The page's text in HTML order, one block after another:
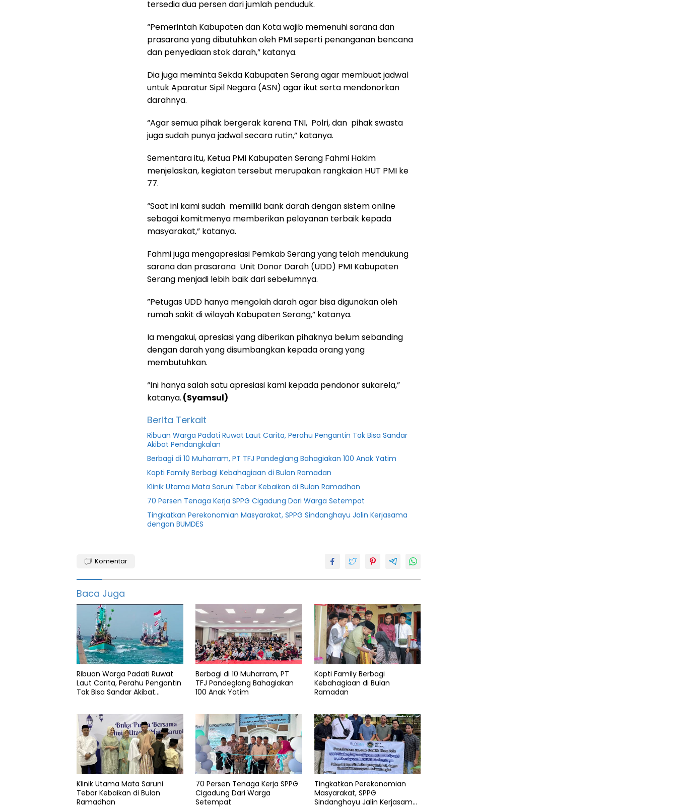
tersedia dua persen dari jumlah penduduk.
“Pemerintah Kabupaten dan Kota wajib memenuhi sarana dan
prasarana yang dibutuhkan oleh PMI seperti penanganan bencana
dan penyediaan stok darah,” katanya.
Dia juga meminta Sekda Kabupaten Serang agar membuat jadwal
untuk Aparatur Sipil Negara (ASN) agar ikut serta mendonorkan
darahnya.
“Agar semua pihak bergerak karena TNI, Polri, dan pihak swasta
juga sudah punya jadwal secara rutin,” katanya.
Sementara itu, Ketua PMI Kabupaten Serang Fahmi Hakim
menjelaskan, kegiatan tersebut merupakan rangkaian HUT PMI ke
77.
“Saat ini kami sudah memiliki bank darah dengan sistem online
sebagai komitmenya memberikan pelayanan terbaik kepada
masyarakat,” katanya.
Fahmi juga mengapresiasi Pemkab Serang yang telah mendukung
sarana dan prasarana Unit Donor Darah (UDD) PMI Kabupaten
Serang menjadi lebih baik dari sebelumnya.
”Petugas UDD hanya mengolah darah agar bisa digunakan oleh
rumah sakit di wilayah Kabupaten Serang,” katanya.
Ia mengakui, apresiasi yang diberikan pihaknya belum sebanding
dengan darah yang disumbangkan kepada orang yang
membutuhkan.
“Ini hanya salah satu apresiasi kami kepada pendonor sukarela,”
katanya. (Syamsul)
Berita Terkait
Ribuan Warga Padati Ruwat Laut Carita, Perahu Pengantin Tak Bisa Sandar
Akibat Pendangkalan
Berbagi di 10 Muharram, PT TFJ Pandeglang Bahagiakan 100 Anak Yatim
Kopti Family Berbagi Kebahagiaan di Bulan Ramadan
Klinik Utama Mata Saruni Tebar Kebaikan di Bulan Ramadhan
70 Persen Tenaga Kerja SPPG Cigadung Dari Warga Setempat
Tingkatkan Perekonomian Masyarakat, SPPG Sindanghayu Jalin Kerjasama
dengan BUMDES
Kabupaten
serang
Penghargaan
PMI
Komentar
Baca Juga
Ribuan Warga Padati Ruwat
Laut Carita, Perahu Pengantin
Tak Bisa Sandar Akibat
Berbagi di 10 Muharram, PT
TFJ Pandeglang Bahagiakan
100 Anak Yatim
Kopti Family Berbagi
Kebahagiaan di Bulan
Ramadan
Klinik Utama Mata Saruni
Tebar Kebaikan di Bulan
Ramadhan
70 Persen Tenaga Kerja SPPG
Cigadung Dari Warga
Setempat
Tingkatkan Perekonomian
Masyarakat, SPPG
Sindanghayu Jalin Kerjasama